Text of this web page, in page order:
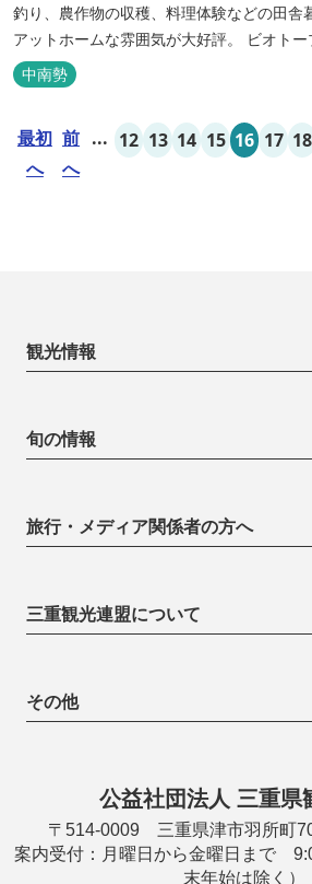
釣り、農作物の収穫、料理体験などの田舎
アットホームな雰囲気が大好評。 ビオト
しめます。6月はホタル観賞が人気。 夜に
会には無い闇の中を飛び交うヒメホタル・
しい声を聞く事ができた...
中南勢
最初
へ
前
へ
... 12 13 14 15 16 17 18
観光情報
旬の情報
旅行・メディア関係者の方へ
三重観光連盟について
その他
公益社団法人 三重県
〒514-0009 三重県津市羽所町
案内受付：月曜日から金曜日まで
末年始は除く）